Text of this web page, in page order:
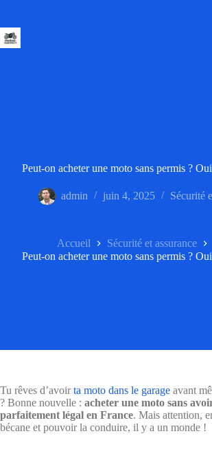
contenu
Peut-on acheter une moto sans permis ?
admin juin 4, 2025 Sécurité
Accueil
Sécurité et assurance
Peut-on acheter une moto sans permis ?
Tu rêves d’avoirta moto dans le garage avant
? Bonne nouvelle : acheter une moto sans
parfaitement légal en France. Mais attention,
bécane et pouvoir la conduire, il y a un monde !